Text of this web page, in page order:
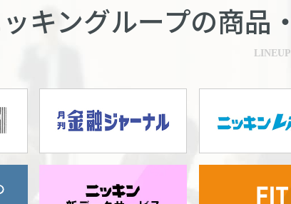
キングループの商品・
LINEUP